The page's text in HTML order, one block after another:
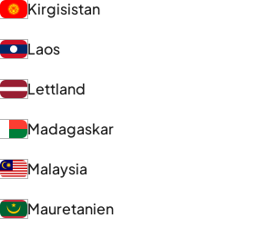
Kirgisistan
Laos
Lettland
Madagaskar
Malaysia
Mauretanien